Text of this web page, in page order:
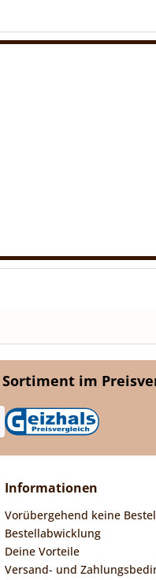
im
Informationen
Vorübergehend keine
Bestellabwicklung
Deine Vorteile
Versand- und